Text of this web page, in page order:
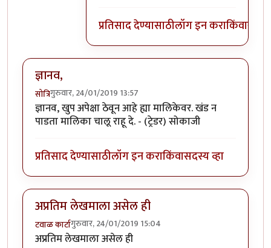
प्रतिसाद देण्यासाठीलॉग इन कराकिंवा
ज्ञानव,
सोत्रिगुरुवार, 24/01/2019 13:57
ज्ञानव, खुप अपेक्षा ठेवून आहे ह्या मालिकेवर. खंड न
पाडता मालिका चालू राहू दे. - (ट्रेडर) सोकाजी
प्रतिसाद देण्यासाठीलॉग इन कराकिंवासदस्य व्हा
अप्रतिम लेखमाला असेल ही
टवाळ कार्टागुरुवार, 24/01/2019 15:04
अप्रतिम लेखमाला असेल ही